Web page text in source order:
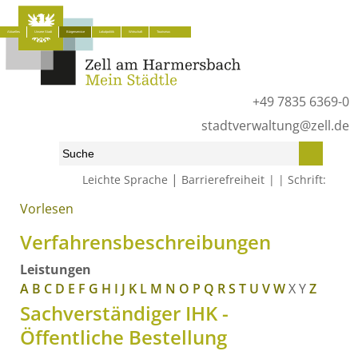
+49 7835 6369-0
stadtverwaltung@zell.de
Leichte Sprache | Barrierefreiheit Schrift:
Aktuelles Unsere Stadt Bürgerservice Lokalpolitik Wirtschaft Tourismus
Start» Bürgerservice »
Vorlesen
Verfahrensbeschreibungen
Leistungen
A B C D E F G H I J K L M N O P Q RS T U VWXYZ
Sachverständiger IHK -
Öffentliche Bestellung